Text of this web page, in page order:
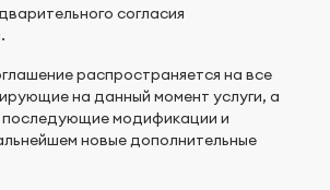
согласия
распространяется на все
на данный момент услуги, а
последующие модификации и
новые дополнительные